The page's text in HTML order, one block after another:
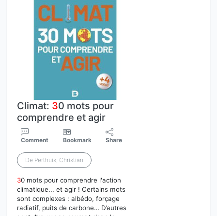
Climat: 30 mots pour
comprendre et agir
Comment Bookmark Share
De Perthuis, Christian
30 mots pour comprendre l'action
climatique... et agir ! Certains mots
sont complexes : albédo, forçage
radiatif, puits de carbone… D’autres